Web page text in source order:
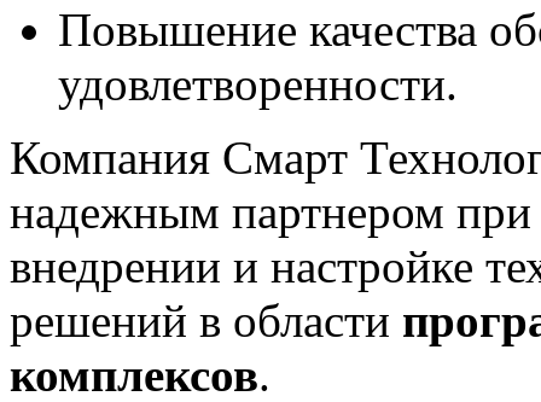
Повышение качества
удовлетворенности.
Компания Смарт
надежным партнером при
внедрении и настройке
решений в области
комплексов.